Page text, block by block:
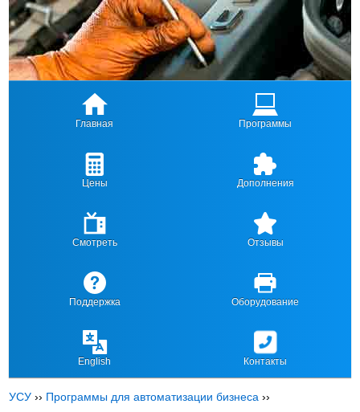
Главная Программы
Цены Дополнения
Смотреть Отзывы
Поддержка Оборудование
English Контакты
УСУ ›› Программы для автоматизации бизнеса ››